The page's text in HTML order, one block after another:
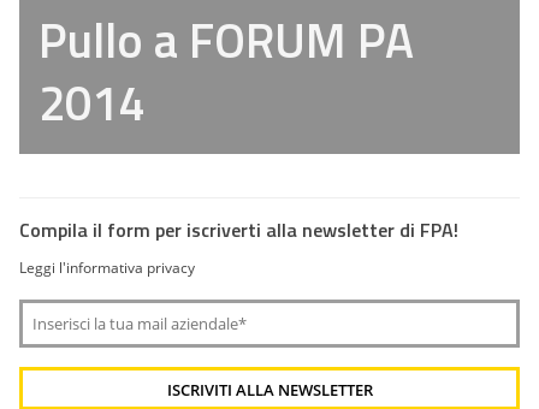
Pullo a FORUM PA
2014
Compila il form per iscriverti alla newsletter di FPA!
Leggi l'informativa privacy